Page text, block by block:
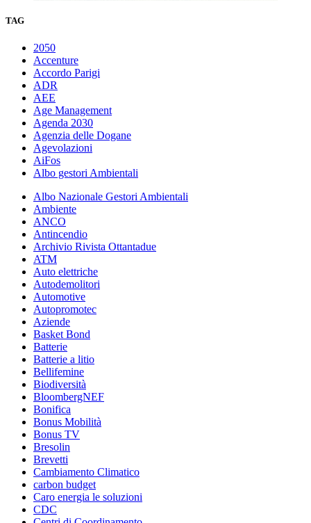
TAG
2050
Accenture
Accordo Parigi
ADR
AEE
Age Management
Agenda 2030
Agenzia delle Dogane
Agevolazioni
AiFos
Albo gestori Ambientali
Albo Nazionale Gestori Ambientali
Ambiente
ANCO
Antincendio
Archivio Rivista Ottantadue
ATM
Auto elettriche
Autodemolitori
Automotive
Autopromotec
Aziende
Basket Bond
Batterie
Batterie a litio
Bellifemine
Biodiversità
BloombergNEF
Bonifica
Bonus Mobilità
Bonus TV
Bresolin
Brevetti
Cambiamento Climatico
carbon budget
Caro energia le soluzioni
CDC